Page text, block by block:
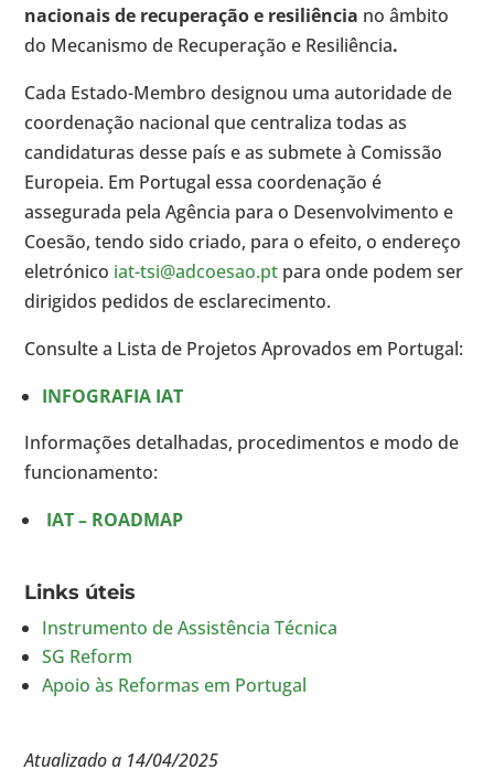
nacionais de recuperação e resiliência no âmbito
do Mecanismo de Recuperação e Resiliência.
Cada Estado-Membro designou uma autoridade de
coordenação nacional que centraliza todas as
candidaturas desse país e as submete à Comissão
Europeia. Em Portugal essa coordenação é
assegurada pela Agência para o Desenvolvimento e
Coesão, tendo sido criado, para o efeito, o endereço
eletrónico iat-tsi@adcoesao.pt para onde podem ser
dirigidos pedidos de esclarecimento.
Consulte a Lista de Projetos Aprovados em Portugal:
INFOGRAFIA IAT
Informações detalhadas, procedimentos e modo de
funcionamento:
IAT – ROADMAP
Links úteis
Instrumento de Assistência Técnica
SG Reform
Apoio às Reformas em Portugal
Atualizado a 14/04/2025